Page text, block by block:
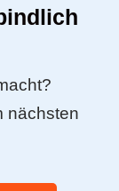
nächsten